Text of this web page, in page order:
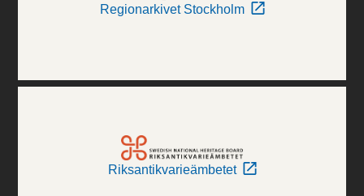
Regionarkivet Stockholm
Riksantikvarieämbetet